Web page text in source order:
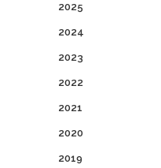
2025
2024
2023
2022
2021
2020
2019